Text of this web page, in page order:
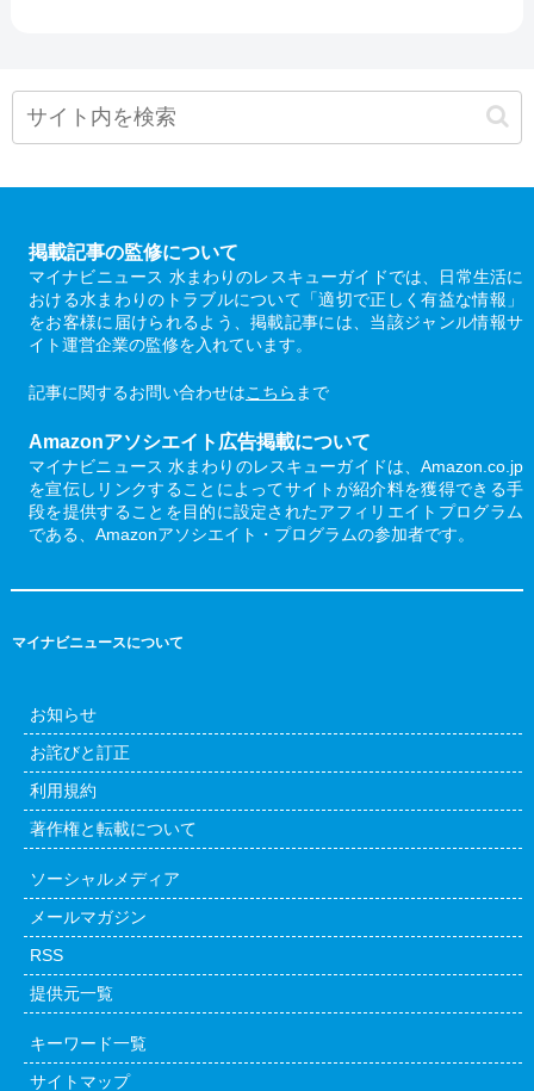
掲載記事の監修について
マイナビニュース 水まわりのレスキューガイドでは、日常生活に
おける水まわりのトラブルについて「適切で正しく有益な情報」
をお客様に届けられるよう、掲載記事には、当該ジャンル情報サ
イト運営企業の監修を入れています。
記事に関するお問い合わせはこちら まで
Amazonアソシエイト広告掲載について
マイナビニュース 水まわりのレスキューガイドは、Amazon.co.jp
を宣伝しリンクすることによってサイトが紹介料を獲得できる手
段を提供することを目的に設定されたアフィリエイトプログラム
である、Amazonアソシエイト・プログラムの参加者です。
マイナビニュースについて
お知らせ
お詫びと訂正
利用規約
著作権と転載について
ソーシャルメディア
メールマガジン
RSS
提供元一覧
キーワード一覧
サイトマップ